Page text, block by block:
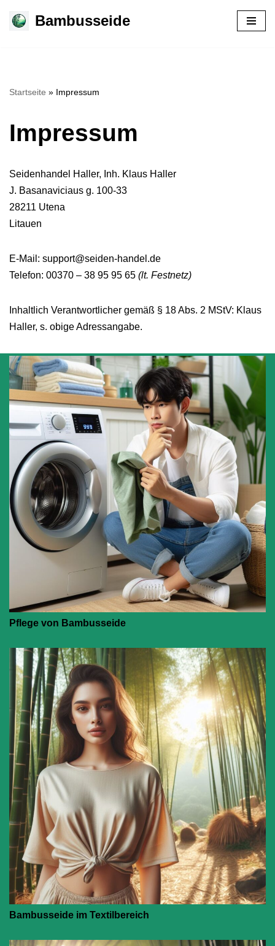
Bambusseide
Startseite » Impressum
Impressum
Seidenhandel Haller, Inh. Klaus Haller
J. Basanaviciaus g. 100-33
28211 Utena
Litauen
E-Mail: support@seiden-handel.de
Telefon: 00370 – 38 95 95 65 (lt. Festnetz)
Inhaltlich Verantwortlicher gemäß § 18 Abs. 2 MStV: Klaus
Haller, s. obige Adressangabe.
Pflege von Bambusseide
Bambusseide im Textilbereich